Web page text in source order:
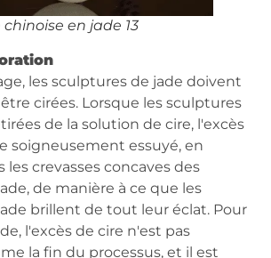
en jade 13
les sculptures de jade doivent
cirées. Lorsque les sculptures
de la solution de cire, l'excès
soigneusement essuyé, en
les crevasses concaves des
de manière à ce que les
brillent de tout leur éclat. Pour
l'excès de cire n'est pas
la fin du processus, et il est